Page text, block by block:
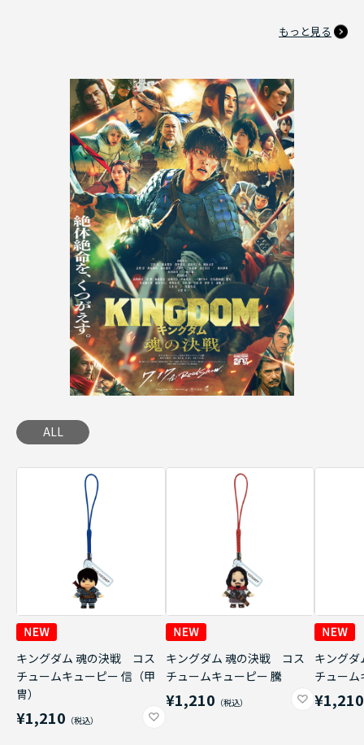
もっと見る
ALL
キングダム 魂の決戦 コス
チュームキューピー 信（甲
冑）
¥1,210
キングダム 魂の決戦 コス
チュームキューピー 騰
¥1,210
キング
チューム
¥1,210